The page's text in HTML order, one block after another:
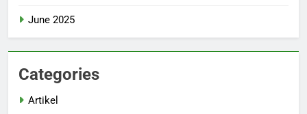
June 2025
Categories
Artikel